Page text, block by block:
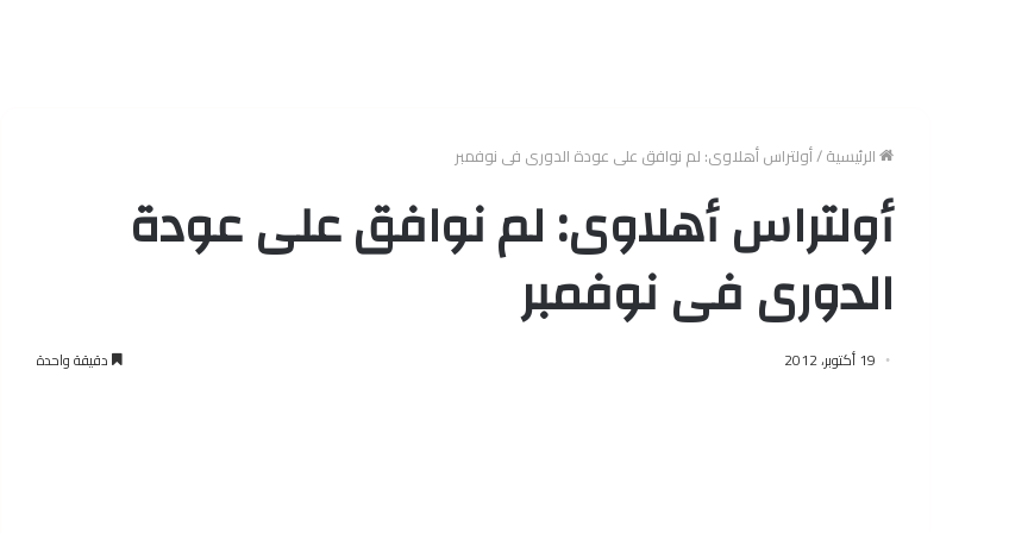
الرئيسية/أولتراس أهلاوى: لم نوافق على عودة الدورى فى نوفمبر
أولتراس أهلاوى: لم نوافق على عودة
الدورى فى نوفمبر
19 أكتوبر، 2012 دقيقة واحدة